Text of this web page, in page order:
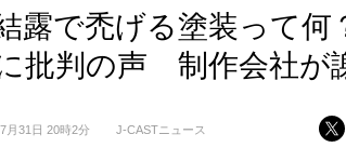
結露で禿げる塗装って
批判の声 制作会社が
月31日 20時2分 J-CASTニュース